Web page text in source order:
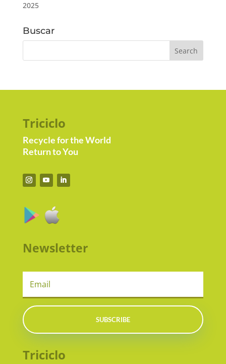
2025
Buscar
Triciclo
Recycle for the World
Return to You
Newsletter
SUBSCRIBE
Triciclo